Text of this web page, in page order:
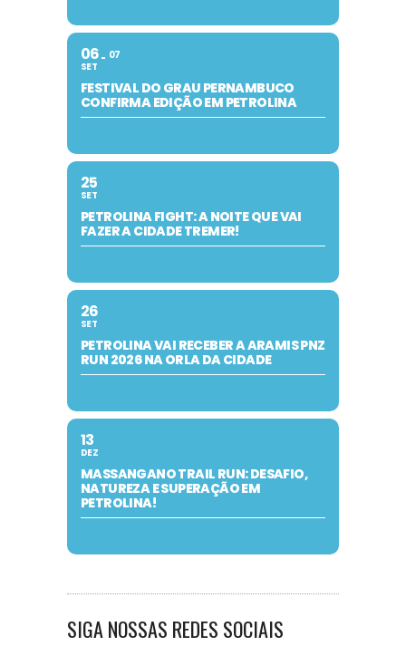
06
SET
07
FESTIVAL DO GRAU PERNAMBUCO
CONFIRMA EDIÇÃO EM PETROLINA
25
SET
PETROLINA FIGHT: A NOITE QUE VAI
FAZER A CIDADE TREMER!
26
SET
PETROLINA VAI RECEBER A ARAMIS PNZ
RUN 2026 NA ORLA DA CIDADE
13
DEZ
MASSANGANO TRAIL RUN: DESAFIO,
NATUREZA E SUPERAÇÃO EM
PETROLINA!
SIGA NOSSAS REDES SOCIAIS